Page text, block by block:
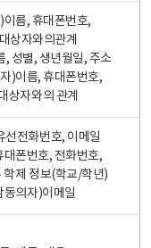
이름, 휴대폰번호,
상자와의관계
, 성별, 생년월일, 주소
)이름, 휴대폰번호,
상자와의 관계
선전화번호, 이메일
대폰번호, 전화번호,
학제 정보(학교/학년)
동의자)이메일